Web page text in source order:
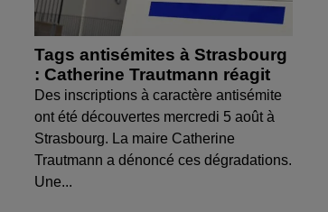
Tags antisémites à Strasbourg
: Catherine Trautmann réagit
Des inscriptions à caractère antisémite
ont été découvertes mercredi 5 août à
Strasbourg. La maire Catherine
Trautmann a dénoncé ces dégradations.
Une...